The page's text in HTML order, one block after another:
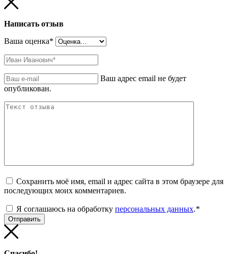
Написать отзыв
Ваша оценка*
Ваш адрес email не будет
опубликован.
Сохранить моё имя, email и адрес сайта в этом браузере для
последующих моих комментариев.
Я соглашаюсь на обработку персональных данных.*